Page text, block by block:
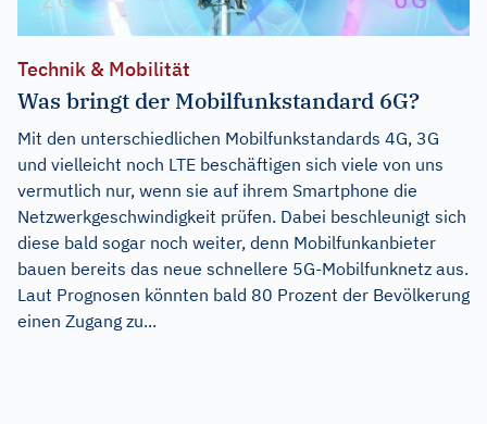
Technik & Mobilität
Was bringt der Mobilfunkstandard 6G?
Mit den unterschiedlichen Mobilfunkstandards 4G, 3G
und vielleicht noch LTE beschäftigen sich viele von uns
vermutlich nur, wenn sie auf ihrem Smartphone die
Netzwerkgeschwindigkeit prüfen. Dabei beschleunigt sich
diese bald sogar noch weiter, denn Mobilfunkanbieter
bauen bereits das neue schnellere 5G-Mobilfunknetz aus.
Laut Prognosen könnten bald 80 Prozent der Bevölkerung
einen Zugang zu...